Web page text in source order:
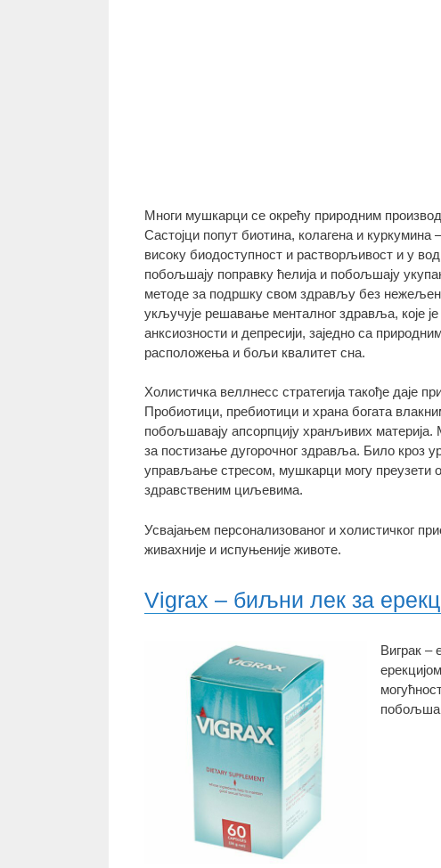
Многи мушкарци се окрећу природним
Састојци попут биотина, колагена и
високу биодоступност и растворљивост и у
побољшају поправку ћелија и побољшају
методе за подршку свом здрављу без
укључује решавање менталног здравља, које
анксиозности и депресији, заједно са
расположења и бољи квалитет сна.
Холистичка веллнесс стратегија такође даје
Пробиотици, пребиотици и храна богата
побољшавају апсорпцију хранљивих
за постизање дугорочног здравља. Било кроз
управљање стресом, мушкарци могу преузети
здравственим циљевима.
Усвајањем персонализованог и холистичког
живахније и испуњеније животе.
Vigrax – биљни лек за
Виграк –